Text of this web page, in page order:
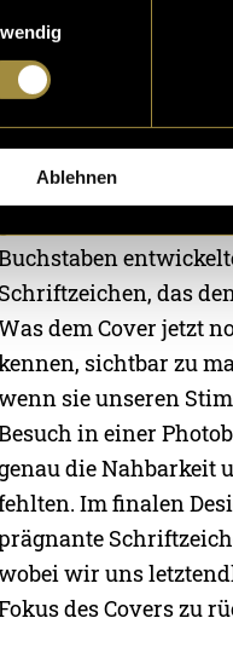
Ablehnen
keine Folge
mit
Verzerrungen,
Schriftzeichen, das
dem Cover jetzt
sichtbar zu
sie unseren
in einer
die Nahbarkeit
Im finalen
wir uns
des Covers zu